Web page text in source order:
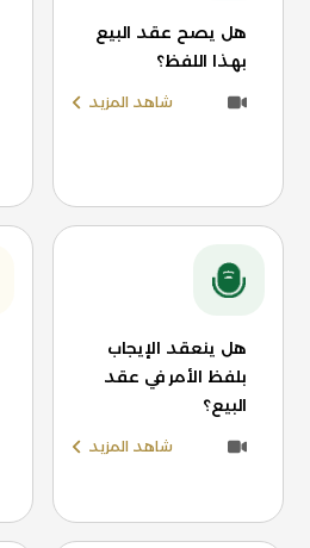
هل يصح عقد البيع
بهذا اللفظ؟
شاهد المزيد
هل ينعقد الإيجاب
بلفظ الأمر في عقد
البيع؟
شاهد المزيد